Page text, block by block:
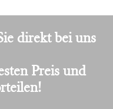
direkt bei uns
Preis und